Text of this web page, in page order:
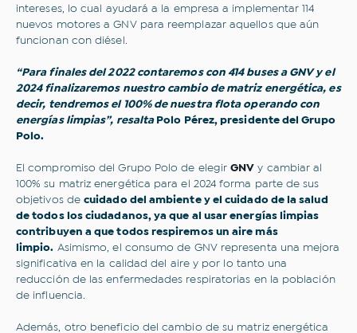
intereses, lo cual ayudará a la empresa a implementar 114
nuevos motores a GNV para reemplazar aquellos que aún
funcionan con diésel.
“Para finales del 2022 contaremos con 414 buses a GNV y el
2024 finalizaremos nuestro cambio de matriz energética, es
decir, tendremos el 100% de nuestra flota operando con
energías limpias”, resalta Polo Pérez, presidente del Grupo
Polo.
El compromiso del Grupo Polo de elegirGNV y cambiar al
100% su matriz energética para el 2024 forma parte de sus
objetivos decuidado del ambiente y el cuidado de la salud
de todos los ciudadanos, ya que al usar energías limpias
contribuyen a que todos respiremos un aire más
limpio. Asimismo, el consumo de GNV representa una mejora
significativa en la calidad del aire y por lo tanto una
reducción de las enfermedades respiratorias en la población
de influencia.
Además, otro beneficio del cambio de su matriz energética